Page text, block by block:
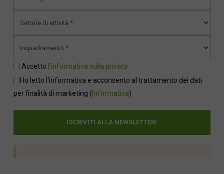
Accetto l'informativa sulla privacy
Ho letto l'informativa e acconsento al trattamento dei dati
per finalità di marketing (Informativa)